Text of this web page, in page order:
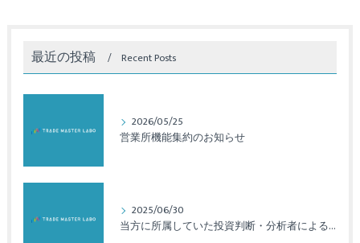
最近の投稿 Recent Posts
2026/05/25
営業所機能集約のお知らせ
2025/06/30
当方に所属していた投資判断・分析者による法令違反のご報告と対応について